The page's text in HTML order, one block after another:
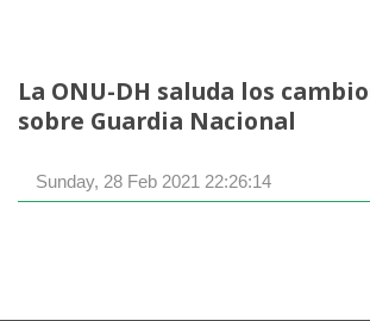
La ONU-DH saluda los
sobre Guardia Nacional
Sunday, 28 Feb 2021 22:26:14